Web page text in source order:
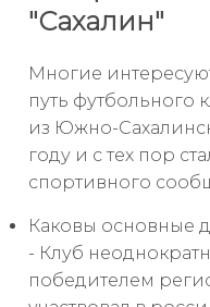
"Сахалин"
Многие
путь футбольного
из Южно-
году и с тех пор
спортивного
Каковы основные
- Клуб
победителем